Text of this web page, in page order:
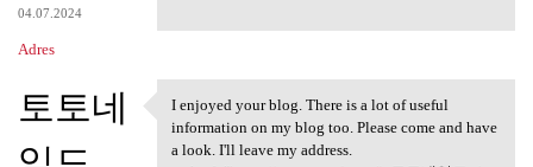
04.07.2024
Adres
토토네
I enjoyed your blog. There is
I enjoyed your blog. There is a lot of useful
information on my blog too. Please come and have
a look. I'll leave my address.